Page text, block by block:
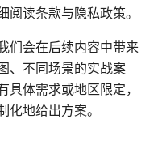
读条款与隐私政策。
们会在后续内容中带来
、不同场景的实战案
体需求或地区限定，
地给出方案。